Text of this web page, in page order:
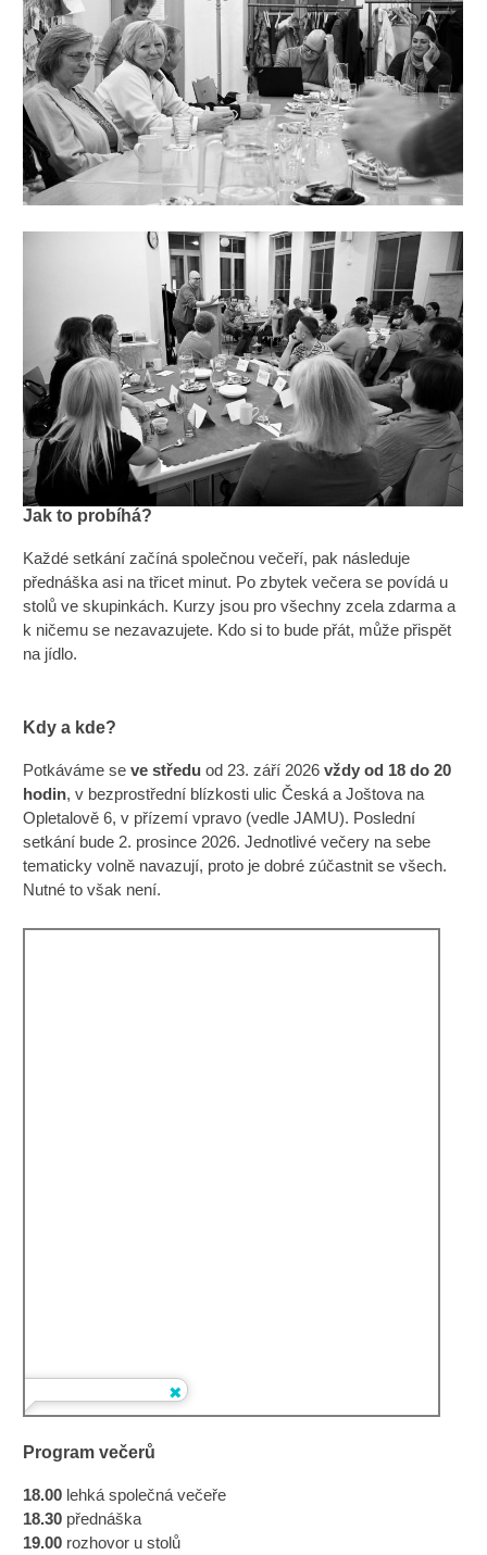
Jak to probíhá?
Každé setkání začíná společnou večeří, pak následuje
přednáška asi na třicet minut. Po zbytek večera se povídá u
stolů ve skupinkách. Kurzy jsou pro všechny zcela zdarma a
k ničemu se nezavazujete. Kdo si to bude přát, může přispět
na jídlo.
Kdy a kde?
Potkáváme seve středu od 23. září 2026vždy od 18 do 20
hodin, v bezprostřední blízkosti ulic Česká a Joštova na
Opletalově 6, v přízemí vpravo (vedle JAMU). Poslední
setkání bude 2. prosince 2026. Jednotlivé večery na sebe
tematicky volně navazují, proto je dobré zúčastnit se všech.
Nutné to však není.
Program večerů
18.00 lehká společná večeře
18.30 přednáška
19.00 rozhovor u stolů